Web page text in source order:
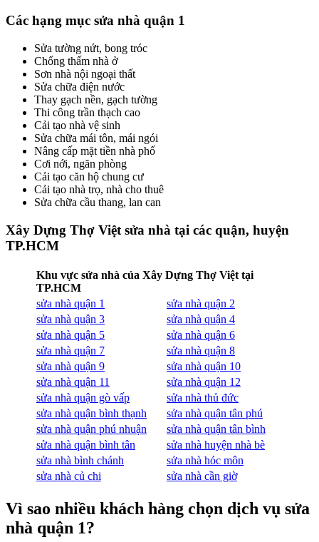
Các hạng mục sửa nhà quận 1
Sửa tường nứt, bong tróc
Chống thấm nhà ở
Sơn nhà nội ngoại thất
Sửa chữa điện nước
Thay gạch nền, gạch tường
Thi công trần thạch cao
Cải tạo nhà vệ sinh
Sửa chữa mái tôn, mái ngói
Nâng cấp mặt tiền nhà phố
Cơi nới, ngăn phòng
Cải tạo căn hộ chung cư
Cải tạo nhà trọ, nhà cho thuê
Sửa chữa cầu thang, lan can
Xây Dựng Thợ Việt sửa nhà tại các quận, huyện
TP.HCM
Khu vực sửa nhà của Xây Dựng Thợ Việt tại
TP.HCM
sửa nhà quận 1
sửa nhà quận 2
sửa nhà quận 3
sửa nhà quận 4
sửa nhà quận 5
sửa nhà quận 6
sửa nhà quận 7
sửa nhà quận 8
sửa nhà quận 9
sửa nhà quận 10
sửa nhà quận 11
sửa nhà quận 12
sửa nhà quận gò vấp
sửa nhà thủ đức
sửa nhà quận bình thạnh
sửa nhà quận tân phú
sửa nhà quận phú nhuận
sửa nhà quận tân bình
sửa nhà quận bình tân
sửa nhà huyện nhà bè
sửa nhà bình chánh
sửa nhà hóc môn
sửa nhà củ chi
sửa nhà cần giờ
Vì sao nhiều khách hàng chọn dịch vụ sửa
nhà quận 1?